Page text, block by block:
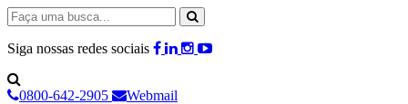
Siga nossas redes sociais
0800-642-2905 Webmail